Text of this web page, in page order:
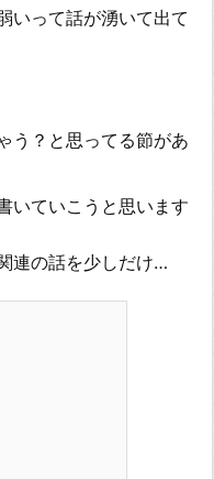
いって話が湧いて出て
う？と思ってる節があ
いていこうと思います
連の話を少しだけ…